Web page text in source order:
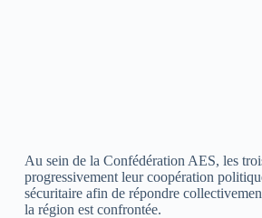
Au sein de la Confédération AES, les
progressivement leur coopération
sécuritaire afin de répondre
la région est confrontée.